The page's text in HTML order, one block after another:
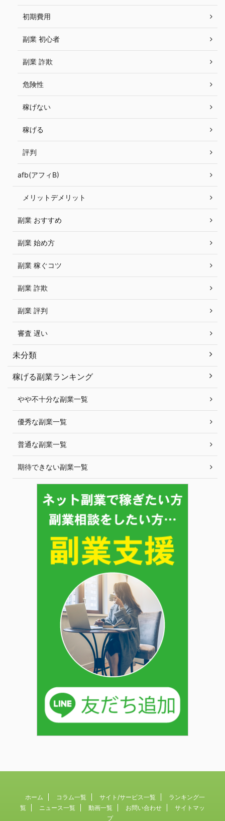
初期費用
副業 初心者
副業 詐欺
危険性
稼げない
稼げる
評判
afb(アフィB)
メリットデメリット
副業 おすすめ
副業 始め方
副業 稼ぐコツ
副業 詐欺
副業 評判
審査 遅い
未分類
稼げる副業ランキング
やや不十分な副業一覧
優秀な副業一覧
普通な副業一覧
期待できない副業一覧
ホーム コラム一覧 サイト/サービス一覧
ランキング一
覧
ニュース一覧 動画一覧 お問い合わせ
サイトマッ
プ